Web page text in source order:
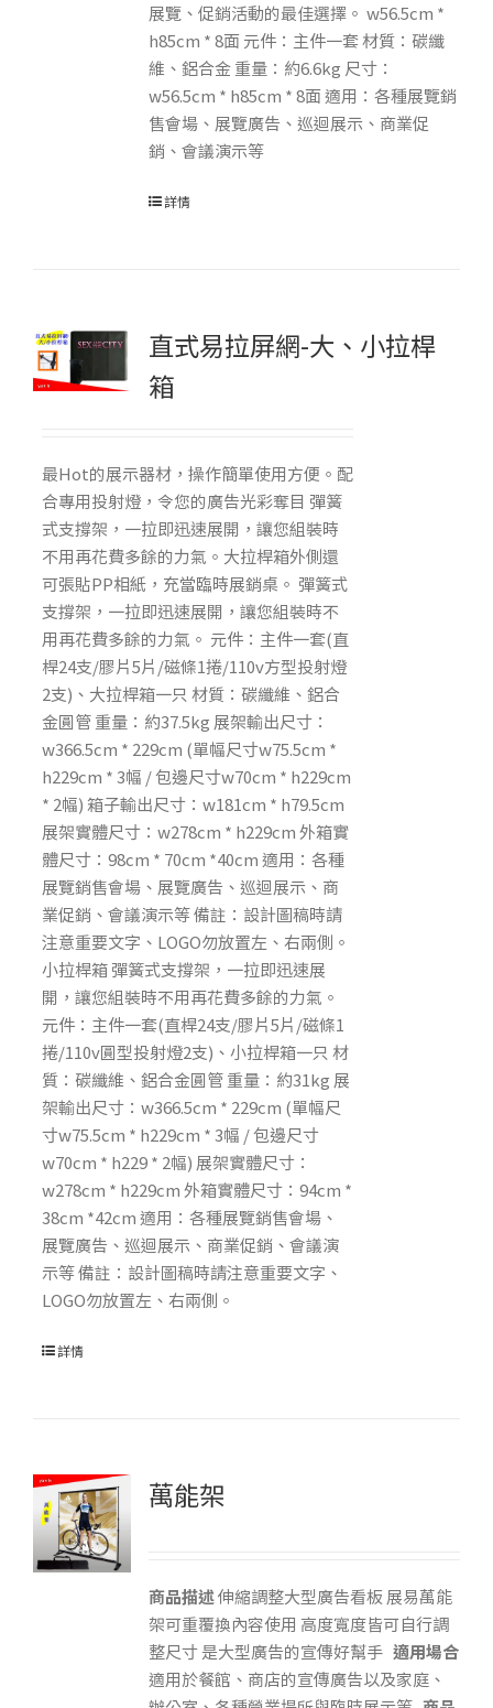
展覽、促銷活動的最佳選擇。 w56.5cm *
h85cm * 8面 元件：主件一套 材質：碳纖
維、鋁合金 重量：約6.6kg 尺寸：
w56.5cm * h85cm * 8面 適用：各種展覽銷
售會場、展覽廣告、巡迴展示、商業促
銷、會議演示等
詳情
直式易拉屏網-大、小拉桿
箱
最Hot的展示器材，操作簡單使用方便。配
合專用投射燈，令您的廣告光彩奪目 彈簧
式支撐架，一拉即迅速展開，讓您組裝時
不用再花費多餘的力氣。大拉桿箱外側還
可張貼PP相紙，充當臨時展銷桌。 彈簧式
支撐架，一拉即迅速展開，讓您組裝時不
用再花費多餘的力氣。 元件：主件一套(直
桿24支/膠片5片/磁條1捲/110v方型投射燈
2支)、大拉桿箱一只 材質：碳纖維、鋁合
金圓管 重量：約37.5kg 展架輸出尺寸：
w366.5cm * 229cm (單幅尺寸w75.5cm *
h229cm * 3幅 / 包邊尺寸w70cm * h229cm
* 2幅) 箱子輸出尺寸：w181cm * h79.5cm
展架實體尺寸：w278cm * h229cm 外箱實
體尺寸：98cm * 70cm *40cm 適用：各種
展覽銷售會場、展覽廣告、巡迴展示、商
業促銷、會議演示等 備註：設計圖稿時請
注意重要文字、LOGO勿放置左、右兩側。
小拉桿箱 彈簧式支撐架，一拉即迅速展
開，讓您組裝時不用再花費多餘的力氣。
元件：主件一套(直桿24支/膠片5片/磁條1
捲/110v圓型投射燈2支)、小拉桿箱一只 材
質：碳纖維、鋁合金圓管 重量：約31kg 展
架輸出尺寸：w366.5cm * 229cm (單幅尺
寸w75.5cm * h229cm * 3幅 / 包邊尺寸
w70cm * h229 * 2幅) 展架實體尺寸：
w278cm * h229cm 外箱實體尺寸：94cm *
38cm *42cm 適用：各種展覽銷售會場、
展覽廣告、巡迴展示、商業促銷、會議演
示等 備註：設計圖稿時請注意重要文字、
LOGO勿放置左、右兩側。
詳情
萬能架
商品描述伸縮調整大型廣告看板 展易萬能
架可重覆換內容使用 高度寬度皆可自行調
整尺寸 是大型廣告的宣傳好幫手 適用場合
適用於餐館、商店的宣傳廣告以及家庭、